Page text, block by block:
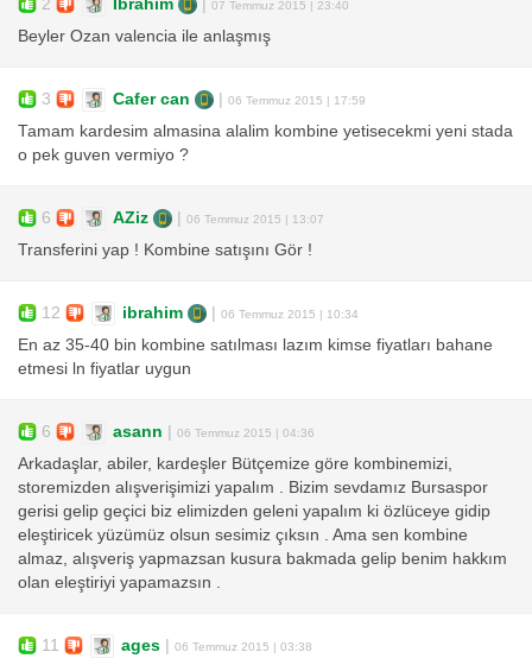
2 İbrahim 07 Temmuz 2015 | 23:40
Beyler Ozan valencia ile anlaşmış
3 Cafer can 06 Temmuz 2015 | 17:59
Tamam kardesim almasina alalim kombine yetisecekmi yeni stada
o pek guven vermiyo ?
6 AZiz 06 Temmuz 2015 | 13:07
Transferini yap ! Kombine satışını Gör !
12 ibrahim 06 Temmuz 2015 | 10:34
En az 35-40 bin kombine satılması lazım kimse fiyatları bahane
etmesi ln fiyatlar uygun
6 asann 06 Temmuz 2015 | 04:36
Arkadaşlar, abiler, kardeşler Bütçemize göre kombinemizi,
storemizden alışverişimizi yapalım . Bizim sevdamız Bursaspor
gerisi gelip geçici biz elimizden geleni yapalım ki özlüceye gidip
eleştiricek yüzümüz olsun sesimiz çıksın . Ama sen kombine
almaz, alışveriş yapmazsan kusura bakmada gelip benim hakkım
olan eleştiriyi yapamazsın .
11 ages 06 Temmuz 2015 | 03:38